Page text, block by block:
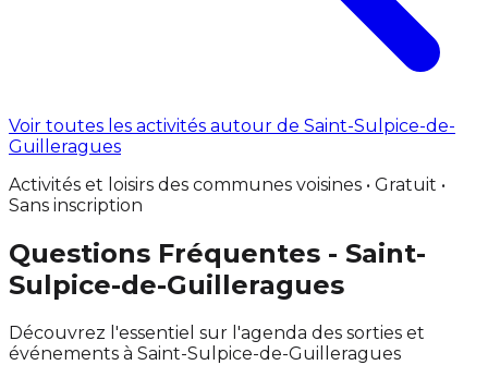
Voir toutes les activités autour de Saint-Sulpice-de-
Guilleragues
Activités et loisirs des communes voisines • Gratuit •
Sans inscription
Questions Fréquentes - Saint-
Sulpice-de-Guilleragues
Découvrez l'essentiel sur l'agenda des sorties et
événements à Saint-Sulpice-de-Guilleragues